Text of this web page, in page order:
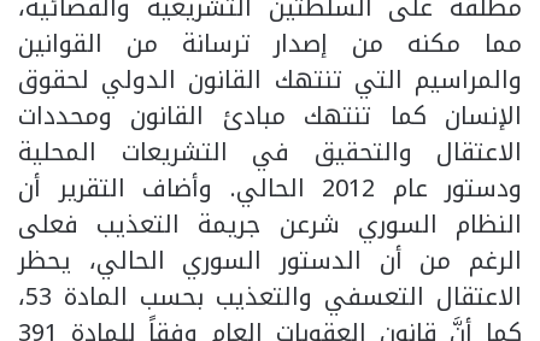
مما مكنه من إصدار ترسانة من القوانين
والمراسيم التي تنتهك القانون الدولي لحقوق
الإنسان كما تنتهك مبادئ القانون ومحددات
الاعتقال والتحقيق في التشريعات المحلية
ودستور عام 2012 الحالي. وأضاف التقرير أن
النظام السوري شرعن جريمة التعذيب فعلى
الرغم من أن الدستور السوري الحالي، يحظر
الاعتقال التعسفي والتعذيب بحسب المادة 53،